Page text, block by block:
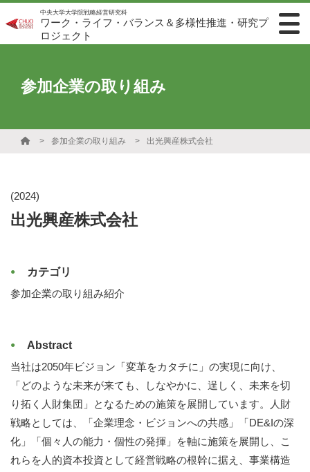
中央大学大学院戦略経営研究科
ワーク・ライフ・バランス＆多様性推進・研究プ
ロジェクト
参加企業の取り組み
参加企業の取り組み 出光興産株式会社
(2024)
出光興産株式会社
カテゴリ
参加企業の取り組み紹介
Abstract
当社は2050年ビジョン「変革をカタチに」の実現に向け、
「どのような未来が来ても、しなやかに、逞しく、未来を切
り拓く人財集団」となるための施策を展開しています。人財
戦略としては、「企業理念・ビジョンへの共感」「DE&Iの深
化」「個々人の能力・個性の発揮」を軸に施策を展開し、こ
れらを人的資本投資として経営戦略の根幹に据え、事業構造